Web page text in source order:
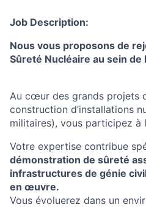
Job Description:
Nous vous proposons de
Sûreté Nucléaire au sein de
Au cœur des grands projets
construction d’installations
militaires), vous participez à
Votre expertise contribue
démonstration de sûreté
infrastructures de génie
en œuvre.
Vous évoluerez dans un